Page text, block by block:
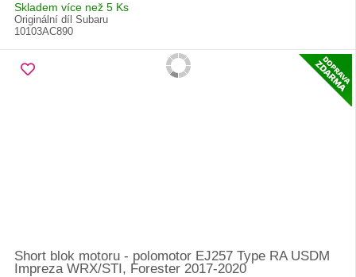
Skladem více než 5 Ks
Originální díl Subaru
10103AC890
Short blok motoru - polomotor EJ257 Type RA USDM
Impreza WRX/STI, Forester 2017-2020